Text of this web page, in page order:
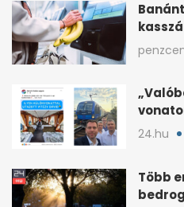
egyes
24.hu
Több